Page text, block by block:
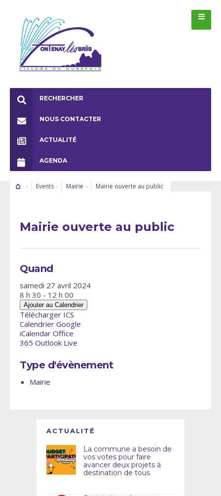
RECHERCHER
NOUS CONTACTER
ACTUALITÉ
AGENDA
Events Mairie Mairie ouverte au public
Mairie ouverte au public
Quand
samedi 27 avril 2024
8 h 30 - 12 h 00
Ajouter au Calendrier
Télécharger ICS
Calendrier Google
iCalendar Office
365 Outlook Live
Type d'évènement
Mairie
ACTUALITÉ
La commune a besoin de
vos votes pour faire
avancer deux projets à
destination de tous